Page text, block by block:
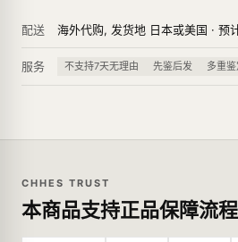
配送 海外代购, 发货地 日本或美国 · 预
服务 不支持7天无理由 先鉴后发 多重鉴
CHHES TRUST
本商品支持正品保障流程